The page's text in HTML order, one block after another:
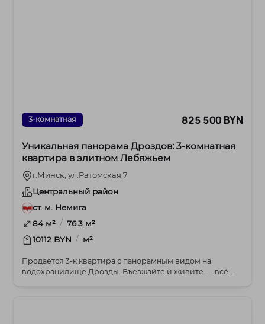
3-комнатная 825 500 BYN
Уникальная панорама Дроздов: 3-комнатная
квартира в элитном Лебяжьем
г.Минск, ул.Ратомская,7
Центральный район
ст. м. Немига
84 м² / 76.3 м²
10112 BYN / м²
Продается 3-к квартира с панорамным видом на
водохранилище Дрозды. Въезжайте и живите — всё